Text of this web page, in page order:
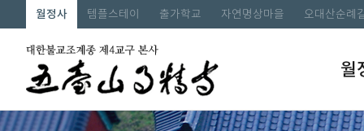
월정사 템플스테이 출가학교 자연명상마을 오대산순례
월